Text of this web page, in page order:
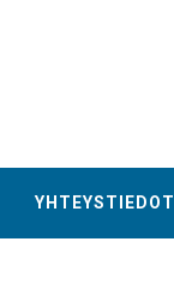
YHTEYSTIEDOT